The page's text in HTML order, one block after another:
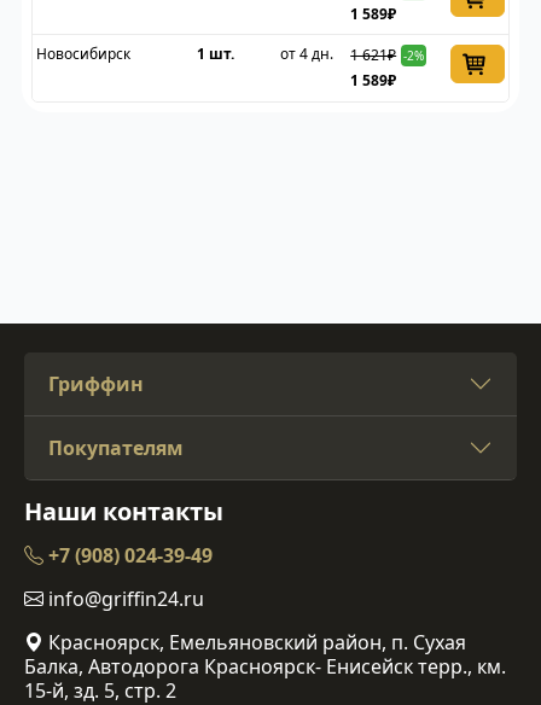
1 589₽
Новосибирск
1 шт. от 4 дн. 1 621₽ -2%
1 589₽
Гриффин
Покупателям
Наши контакты
+7 (908) 024-39-49
info@griffin24.ru
Красноярск, Емельяновский район, п. Сухая
Балка, Автодорога Красноярск- Енисейск терр., км.
15-й, зд. 5, стр. 2